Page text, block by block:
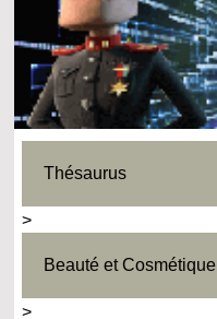
Thésaurus
>
Beauté et Cosmétique
>